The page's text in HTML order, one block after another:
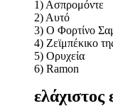
1) Ασπρομόντε
2) Αυτό
3) Ο Φορτίνο
4) Ζεϊμπέκικο
5) Ορυχεία
6) Ramon
ελάχιστος